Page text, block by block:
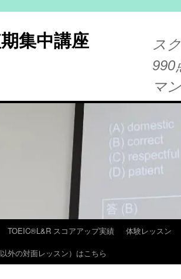
集中講座
ス
990
マ
TOEIC®L&R スコアアップ実績 体験レッスン
外の対面レッスン）はこちら